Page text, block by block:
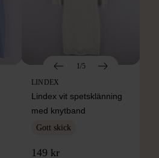
1/5
LINDEX
Lindex vit spetsklänning
med knytband
Gott skick
149 kr